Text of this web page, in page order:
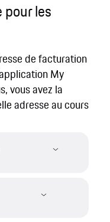
les
de facturation
My
vous avez la
adresse au cours